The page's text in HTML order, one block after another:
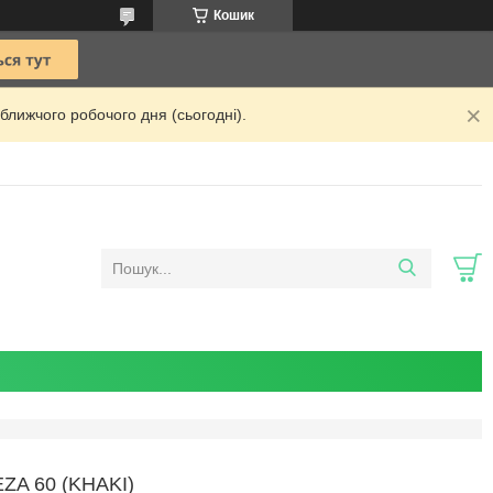
Кошик
робочого дня (сьогодні).
60 (KHAKI)